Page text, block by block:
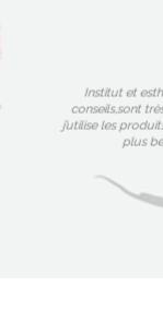
Institut et
conseils,sont
j’utilise les
plus